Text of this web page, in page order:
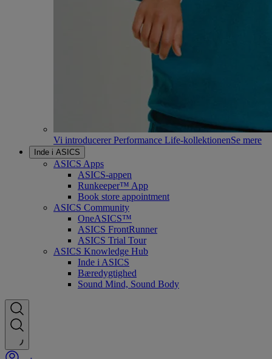
Vi introducerer Performance Life-kollektionenSe mere
Inde i ASICS
ASICS Apps
ASICS-appen
Runkeeper™ App
Book store appointment
ASICS Community
OneASICS™
ASICS FrontRunner
ASICS Trial Tour
ASICS Knowledge Hub
Inde i ASICS
Bæredygtighed
Sound Mind, Sound Body